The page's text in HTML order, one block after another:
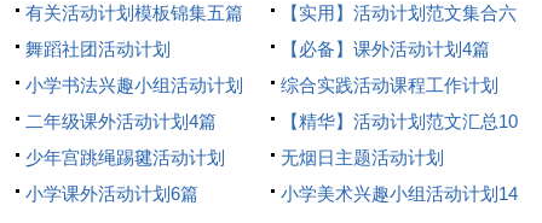
有关活动计划模板锦集五篇
【实用】活动计划范文集合六
篇
舞蹈社团活动计划
【必备】课外活动计划4篇
小学书法兴趣小组活动计划
综合实践活动课程工作计划
二年级课外活动计划4篇
【精华】活动计划范文汇总10
篇
少年宫跳绳踢毽活动计划
无烟日主题活动计划
小学课外活动计划6篇
小学美术兴趣小组活动计划14